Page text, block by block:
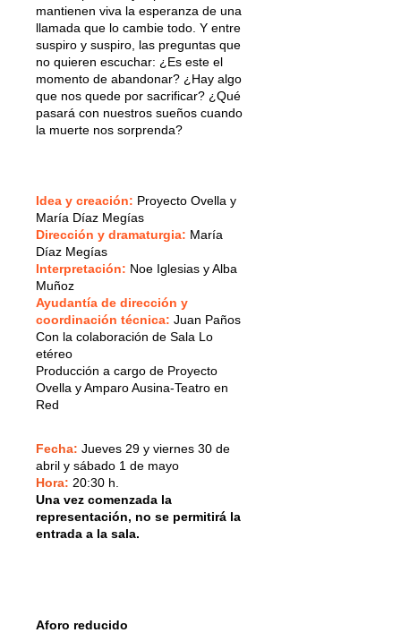
mantienen viva la esperanza de una
llamada que lo cambie todo. Y entre
suspiro y suspiro, las preguntas que
no quieren escuchar: ¿Es este el
momento de abandonar? ¿Hay algo
que nos quede por sacrificar? ¿Qué
pasará con nuestros sueños cuando
la muerte nos sorprenda?
Idea y creación: Proyecto Ovella y
María Díaz Megías
Dirección y dramaturgia: María
Díaz Megías
Interpretación: Noe Iglesias y Alba
Muñoz
Ayudantía de dirección y
coordinación técnica: Juan Paños
Con la colaboración de Sala Lo
etéreo
Producción a cargo de Proyecto
Ovella y Amparo Ausina-Teatro en
Red
Fecha: Jueves 29 y viernes 30 de
abril y sábado 1 de mayo
Hora: 20:30 h.
Una vez comenzada la
representación, no se permitirá la
entrada a la sala.
Aforo reducido